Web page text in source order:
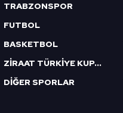
TRABZONSPOR
FUTBOL
BASKETBOL
ZİRAAT TÜRKİYE KUPASI
DİĞER SPORLAR